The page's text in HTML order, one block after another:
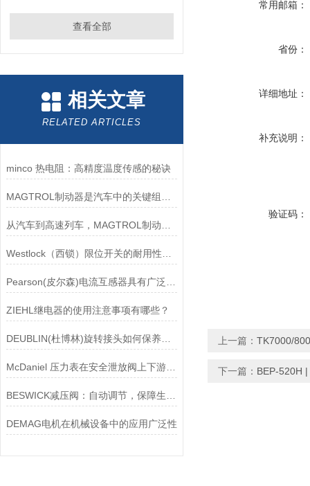
查看全部
相关文章
RELATED ARTICLES
minco 热电阻：高精度温度传感的秘诀
ZIEHL继电器的使用注意事项有哪些？
DEUBLIN(杜博林)旋转接头如何保养？需要注意哪些事项？
McDaniel 压力表在安全泄放阀上下游压力监测中的应用
DEMAG电机在机械设备中的应用广泛性
常用邮箱：
省份：
详细地址：
补充说明：
验证码：
上一篇： TK7000/
下一篇： BEP-520H